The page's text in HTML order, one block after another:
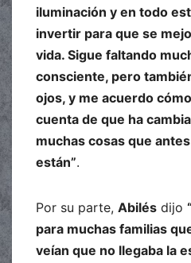
iluminación y en todo
invertir para que se
vida. Sigue faltando
consciente, pero
ojos, y me acuerdo
cuenta de que ha
muchas cosas que
están”.
Por su parte, Abilés dijo
para muchas familias
veían que no llegaba la